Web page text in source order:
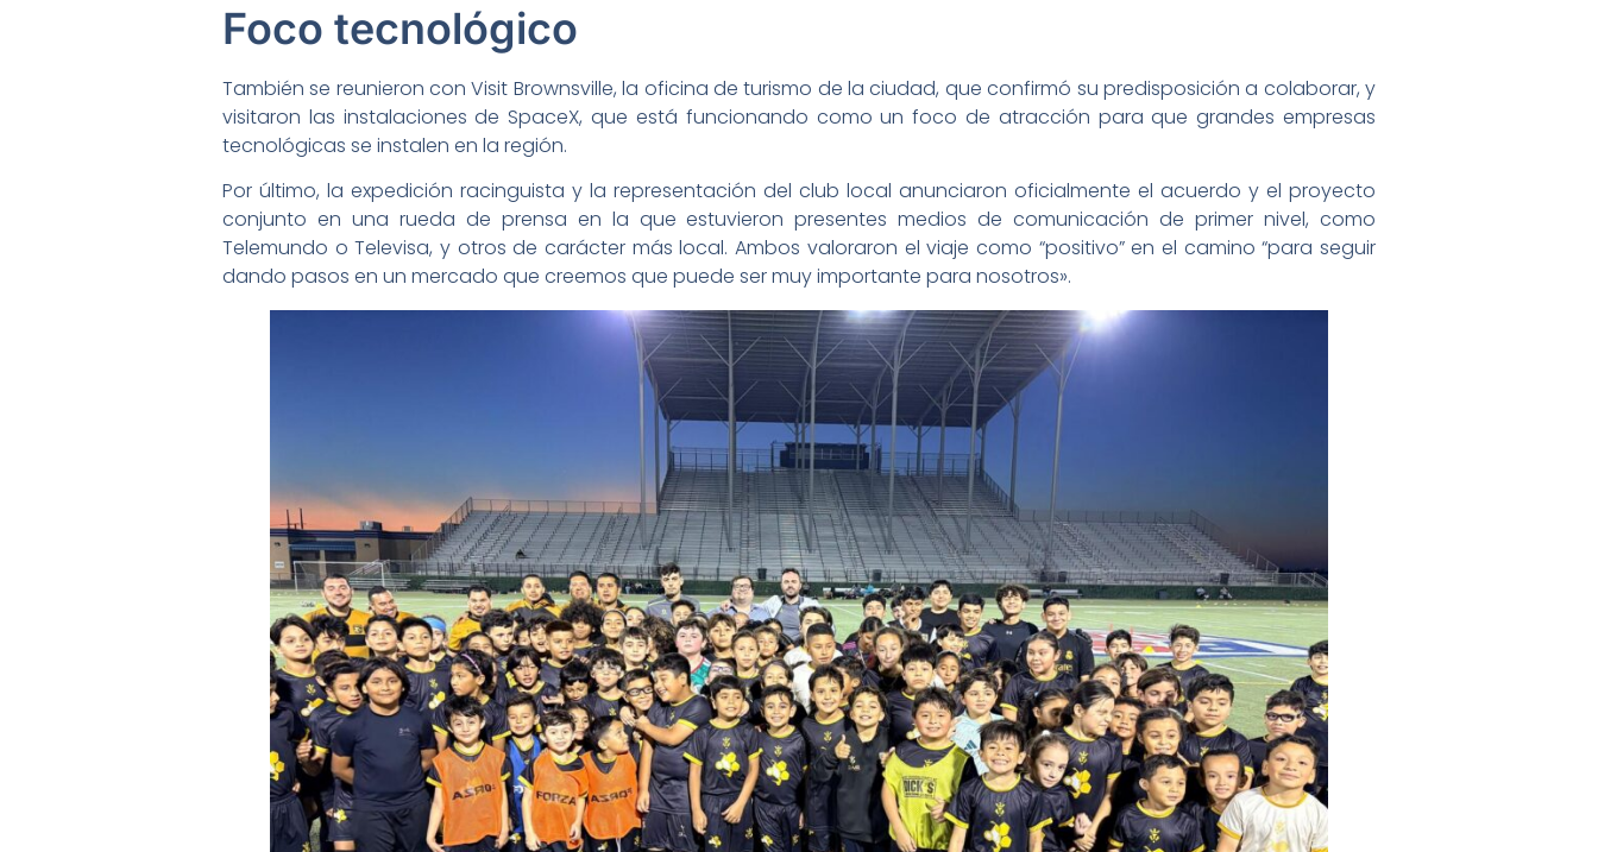
Foco tecnológico
También se reunieron con Visit Brownsville, la oficina de turismo de la ciudad, que confirmó su predisposición a colaborar, y
visitaron las instalaciones de SpaceX, que está funcionando como un foco de atracción para que grandes empresas
tecnológicas se instalen en la región.
Por último, la expedición racinguista y la representación del club local anunciaron oficialmente el acuerdo y el proyecto
conjunto en una rueda de prensa en la que estuvieron presentes medios de comunicación de primer nivel, como
Telemundo o Televisa, y otros de carácter más local. Ambos valoraron el viaje como “positivo” en el camino “para seguir
dando pasos en un mercado que creemos que puede ser muy importante para nosotros».